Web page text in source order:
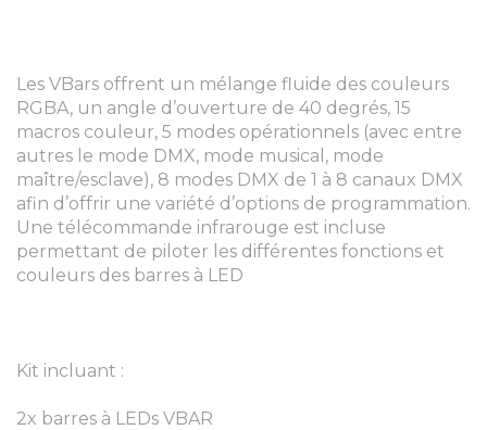
Les VBars offrent un mélange fluide des couleurs
RGBA, un angle d’ouverture de 40 degrés, 15
macros couleur, 5 modes opérationnels (avec entre
autres le mode DMX, mode musical, mode
maître/esclave), 8 modes DMX de 1 à 8 canaux DMX
afin d’offrir une variété d’options de programmation.
Une télécommande infrarouge est incluse
permettant de piloter les différentes fonctions et
couleurs des barres à LED
Kit incluant :
2x barres à LEDs VBAR